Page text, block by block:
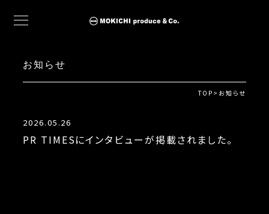
お知らせ
TOP > お知らせ
2026.05.26
PR TIMESにインタビューが掲載されました。